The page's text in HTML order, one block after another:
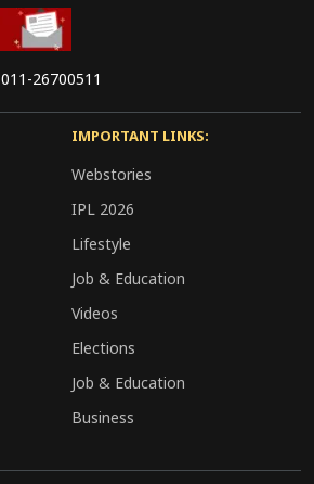
011-26700511
IMPORTANT LINKS:
Webstories
IPL 2026
Lifestyle
Job & Education
Videos
Elections
Job & Education
Business